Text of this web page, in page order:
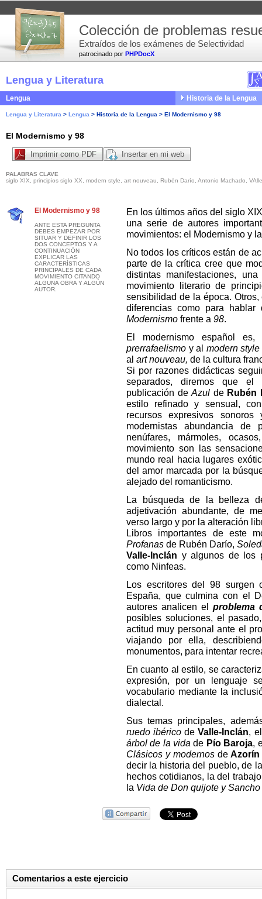
patrocinado por PHPDocX
Colección de problemas
Extraídos de los exámenes de Selectividad
Lengua y Literatura
Lengua Historia de la Lengua
Lengua y Literatura > Lengua > Historia de la Lengua > El Modernismo y 98
El Modernismo y 98
Imprimir como PDF Insertar en mi web
PALABRAS CLAVE
siglo XIX, principios siglo XX, modern style, art nouveau, Rubén Darío, Antonio Machado,
El Modernismo y 98
ANTE ESTA PREGUNTA
DEBES EMPEZAR POR
SITUAR Y DEFINIR LOS
DOS CONCEPTOS Y A
CONTINUACIÓN
EXPLICAR LAS
CARACTERÍSTICAS
PRINCIPALES DE CADA
MOVIMIENTO CITANDO
ALGUNA OBRA Y ALGÚN
AUTOR.
En los últimos años del siglo
una serie de autores
movimientos: el Modernismo y
No todos los críticos están de
parte de la crítica cree que
distintas manifestaciones,
movimiento literario de
sensibilidad de la época.
diferencias como para hablar
Modernismo frente a 98.
El modernismo español
prerrafaelismo y al modern style
al art nouveau, de la cultura
Si por razones didácticas
separados, diremos que el
publicación deAzul de Rubén
estilo refinado y sensual,
recursos expresivos
modernistas abundancia de
nenúfares, mármoles,
movimiento son las
mundo real hacia lugares
del amor marcada por la
alejado del romanticismo.
La búsqueda de la belleza
adjetivación abundante, de
verso largo y por la alteración
Libros importantes de este
Profanas de Rubén Darío,
Valle-Inclán y algunos de los
como Ninfeas.
Los escritores del 98 surgen
España, que culmina con el
autores analicen elproblema
posibles soluciones, el
actitud muy personal ante el
viajando por ella,
monumentos, para intentar
En cuanto al estilo, se
expresión, por un lenguaje
vocabulario mediante la
dialectal.
Sus temas principales,
ruedo ibérico deValle-Inclán,
árbol de la vida de Pío Baroja,
Clásicos y modernosdeAzorín
decir la historia del pueblo, de
hechos cotidianos, la del
la Vida de Don quijote y Sancho
Comentarios a este ejercicio